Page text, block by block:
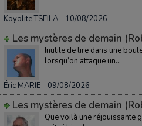
Koyolite TSEILA - 10/08/2026
Les mystères de demain
Inutile de lire dans une
lorsqu’on attaque un...
Éric MARIE - 09/08/2026
Les mystères de demain
Que voilà une réjouissante